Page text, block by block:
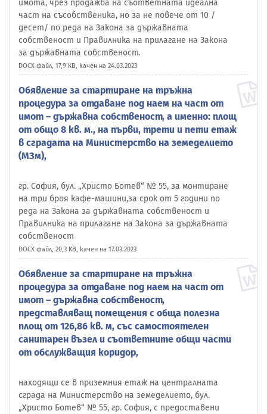
имота, чрез продажба на съответната идеална
част на съсобственика, но за не повече от 10 /
десет/ по реда на Закона за държавната
собственост и Правилника на прилагане на Закона
за държавната собственост.
DOCX файл, 17,9 KB, качен на 24.03.2023
Обявление за стартиране на тръжна
процедура за отдаване под наем на част от
имот – държавна собственост, а именно: площ
от общо 8 кв. м., на първи, трети и пети етаж
в сградата на Министерство на земеделието
(МЗм),
гр. София, бул. „Христо Ботев“ № 55, за монтиране
на три броя кафе-машини,за срок от 5 години по
реда на Закона за държавната собственост и
Правилника на прилагане на Закона за държавната
собственост
DOCX файл, 20,3 KB, качен на 17.03.2023
Обявление за стартиране на тръжна
процедура за отдаване под наем на част от
имот – държавна собственост,
представляващ помещения с обща полезна
площ от 126,86 кв. м, със самостоятелен
санитарен възел и съответните общи части
от обслужващия коридор,
находящи се в приземния етаж на централната
сграда на Министерство на земеделието, бул.
„Христо Ботев“ № 55, гр. София, с предоставени